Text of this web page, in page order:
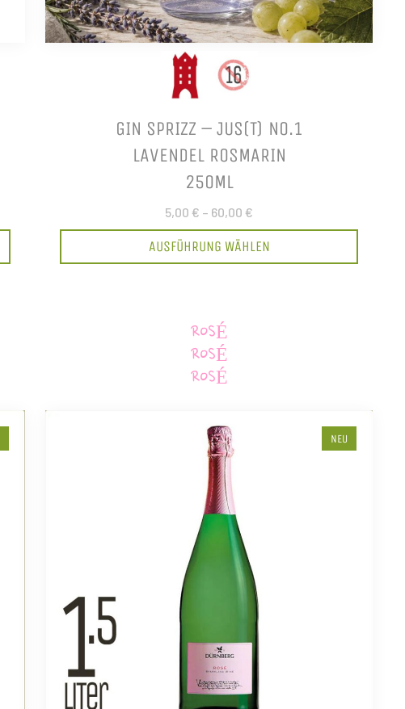
GIN SPRIZZ – JUS(T) NO.1
LAVENDEL ROSMARIN
250ML
5,00 € – 60,00 €
AUSFÜHRUNG WÄHLEN
ROSÉ
ROSÉ
ROSÉ
NEU